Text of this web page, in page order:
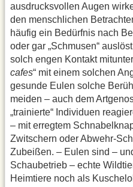
ausdrucksvollen Augen
den menschlichen
häufig ein Bedürfnis nach
oder gar „Schmusen“
solch engen Kontakt
cafes“ mit einem solchen
gesunde Eulen solche
meiden – auch dem
„trainierte“ Individuen
– mit erregtem
Zwitschern oder Abwehr-
Zubeißen. – Eulen sind –
Schaubetrieb – echte
Heimtiere noch als